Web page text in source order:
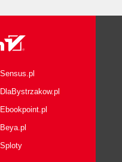
Sensus.pl
DlaBystrzakow.pl
Ebookpoint.pl
Beya.pl
Sploty